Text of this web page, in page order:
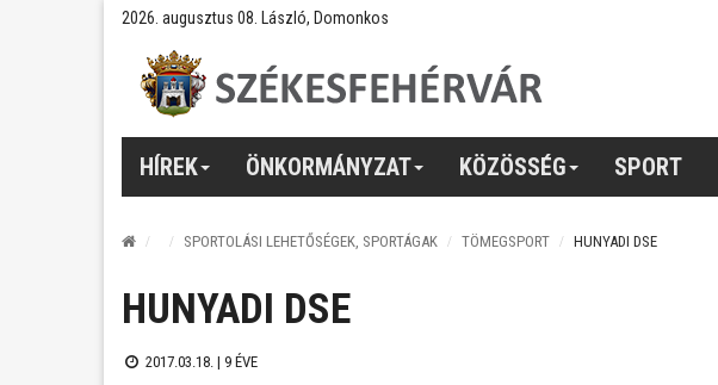
2026. augusztus 08. László, Domonkos
HÍREK ÖNKORMÁNYZAT KÖZÖSSÉG SPORT
SPORTOLÁSI LEHETŐSÉGEK, SPORTÁGAK TÖMEGSPORT HUNYADI DSE
HUNYADI DSE
2017.03.18. | 9 ÉVE